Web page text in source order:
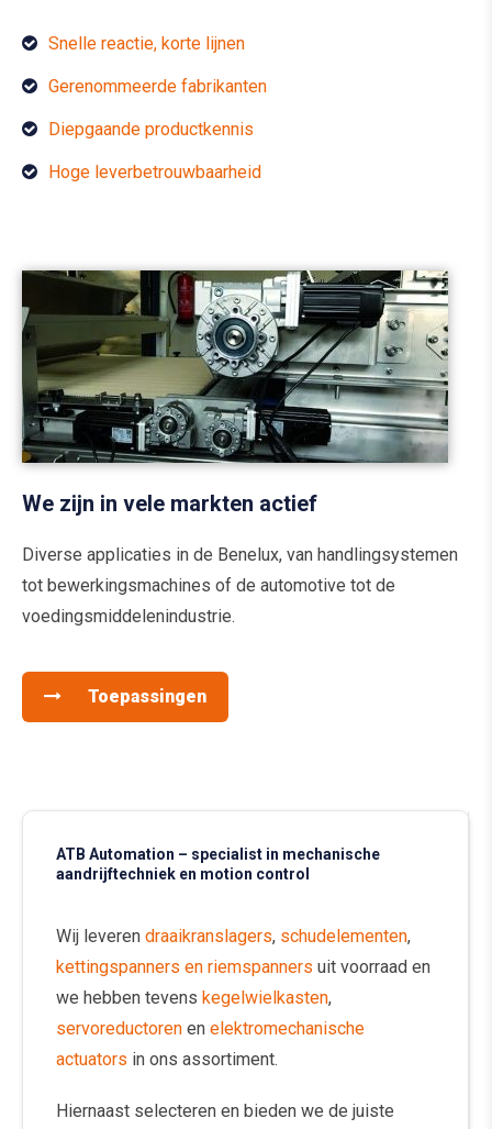
Snelle reactie, korte lijnen
Gerenommeerde fabrikanten
Diepgaande productkennis
Hoge leverbetrouwbaarheid
We zijn in vele markten actief
Diverse applicaties in de Benelux, van handlingsystemen
tot bewerkingsmachines of de automotive tot de
voedingsmiddelenindustrie.
Toepassingen
ATB Automation – specialist in mechanische
aandrijftechniek en motion control
Wij leveren draaikranslagers, schudelementen,
kettingspanners en riemspanners uit voorraad en
we hebben tevens kegelwielkasten,
servoreductoren en elektromechanische
actuators in ons assortiment.
Hiernaast selecteren en bieden we de juiste